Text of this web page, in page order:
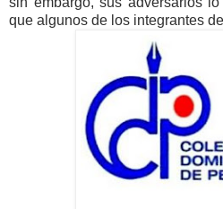
que algunos de los integrantes